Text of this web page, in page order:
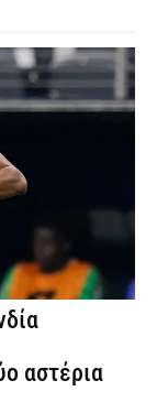
αστέρια